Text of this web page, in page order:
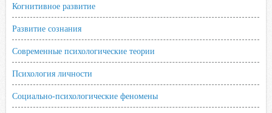
Когнитивное развитие
Развитие сознания
Современные психологические теории
Психология личности
Социально-психологические феномены